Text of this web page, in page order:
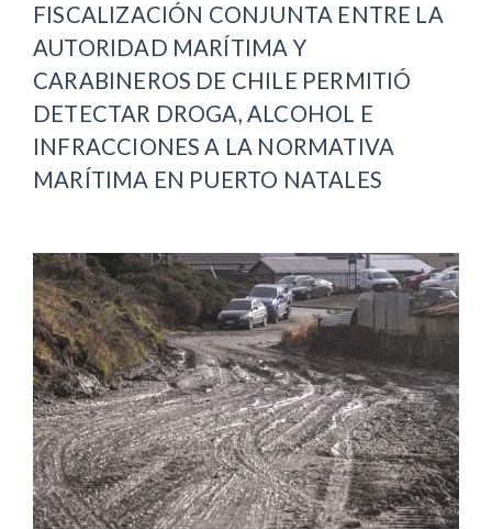
FISCALIZACIÓN CONJUNTA ENTRE LA
AUTORIDAD MARÍTIMA Y
CARABINEROS DE CHILE PERMITIÓ
DETECTAR DROGA, ALCOHOL E
INFRACCIONES A LA NORMATIVA
MARÍTIMA EN PUERTO NATALES